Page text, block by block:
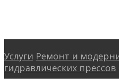
Услуги Ремонт и
гидравлических прессов